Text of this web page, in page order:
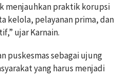
menjauhkan praktik korupsi
kelola, pelayanan prima, dan
ujar Karnain.
puskesmas sebagai ujung
yang harus menjadi